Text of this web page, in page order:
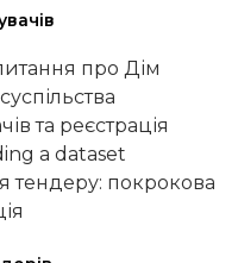
про Дім
та реєстрація
a dataset
тендеру: покрокова